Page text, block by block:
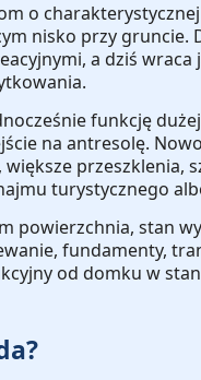
o
nisko przy gruncie.
a dziś
funkcję
na antresolę.
większe
turystycznego
powierzchnia, stan
fundamenty,
od domku w